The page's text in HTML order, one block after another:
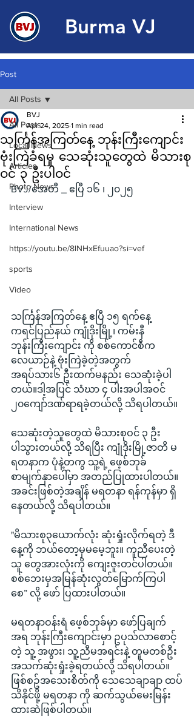
Burma VJ
Post
All Posts
Local News
Articles
Photo News
Interview
International News
https://youtu.be/8lNHxEfuuao?si=vef
sports
Video
All Posts
သင်္ကြန်အကြတ်နေ့ ဘုန်းကြီးကျောင်း
ဗုံးကြဲခံရမှု သေဆုံးသူတွေထဲ မိသားစု
ဝင် ၃ ဦးပါဝင်
BVJ
Apr 24, 2025 1 min read
BVJ/အေတီ _ ဧပြီ ၁၆ ၊ ၂၀၂၅
သင်္ကြန်အကြတ်နေ့ ဧပြီ ၁၅ ရက်နေ့
ကရင်ပြည်နယ် ကျုံဒိုးမြို့၊ ကမ်းနီ
ဘုန်းကြီးကျောင်း ကို စစ်ကောင်စီက
လေယာဉ်နဲ့ ဗုံးကြဲခဲ့တဲ့အတွက်
အရပ်သား၆ ဦးထက်မနည်း သေဆုံးခဲ့ပါ
တယ်။ဒါ့အပြင် သံဃာ ၄ ပါးအပါအဝင်
၂၀ကျော်ဒဏ်ရာရခဲ့တယ်လို့ သိရပါတယ်။
သေဆုံးတဲ့သူတွေထဲ မိသားစုဝင် ၃ ဦး
ပါသွားတယ်လို့ သိရပြီး ကျုံဒိုးမြို့ဇာတိ မ
ရတနာက ပုံနဲ့တကွ သူ့ရဲ့ ဖေ့စ်ဘုခ်
စာမျက်နှာပေါ်မှာ အတည်ပြုထားပါတယ်။
အခင်းဖြစ်တဲ့အချိန် မရတနာ ရန်ကုန်မှာ ရှိ
နေတယ်လို့ သိရပါတယ်။
"မိသားစု၃ယောက်လုံး ဆုံးရှုံးလိုက်ရတဲ့ ဒီ
နေ့ကို ဘယ်တော့မှမမေ့ဘူး။ ကူညီပေးတဲ့
သူ တွေအားလုံးကို ကျေးဇူးတင်ပါတယ်။
စစ်ဘေးမှအမြန်ဆုံးလွတ်မြောက်ကြပါ
စေ” လို့ ဖော် ပြထားပါတယ်။
မရတနာဝန်းရံ ဖေ့စ်ဘုခ်မှာ ဖော်ပြချက်
အရ ဘုန်းကြီးကျောင်းမှာ ဥပုသ်လာစောင့်
တဲ့ သူ့ အဖွား၊ သူ့ညီမအရင်းနဲ့ တူမတစ်ဦး
အသက်ဆုံးရှုံးခဲ့ရတယ်လို့ သိရပါတယ်။
ဖြစ်စဥ်အသေးစိတ်ကို သေသေချာချာ ထပ်
သိနိုင်ဖို့ မရတနာ ကို ဆက်သွယ်မေးမြန်း
ထားဆဲဖြစ်ပါတယ်။